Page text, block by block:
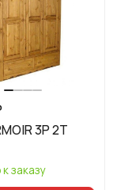
3Р 2Т
заказу